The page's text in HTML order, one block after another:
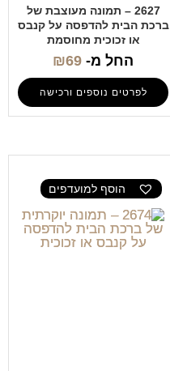
2627 – תמונה מעוצבת של
ברכת הבית להדפסה על קנבס
או זכוכית מחוסמת
החל מ- ₪69
לפרטים נוספים ורכישה
הוסף למועדפים